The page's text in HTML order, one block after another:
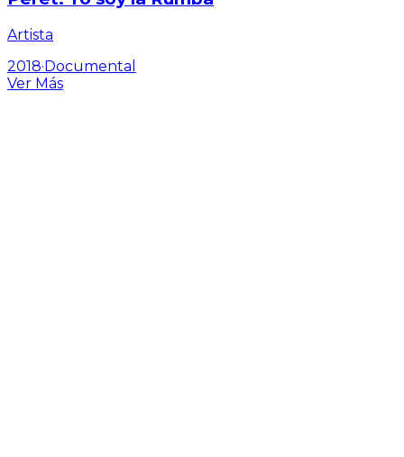
Artista
2018·Documental
Ver Más